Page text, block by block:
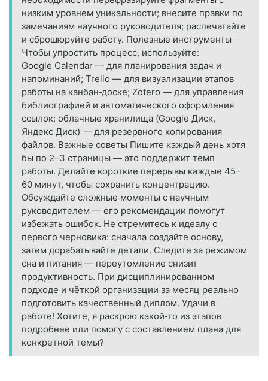
низким уровнем уникальности; внесите правки по
замечаниям научного руководителя; распечатайте
и сброшюруйте работу. Полезные инструменты
Чтобы упростить процесс, используйте:
Google Calendar — для планирования задач и
напоминаний; Trello — для визуализации этапов
работы на канбан‑доске; Zotero — для управления
библиографией и автоматического оформления
ссылок; облачные хранилища (Google Диск,
Яндекс Диск) — для резервного копирования
файлов. Важные советы Пишите каждый день хотя
бы по 2–3 страницы — это поддержит темп
работы. Делайте короткие перерывы каждые 45–
60 минут, чтобы сохранить концентрацию.
Обсуждайте сложные моменты с научным
руководителем — его рекомендации помогут
избежать ошибок. Не стремитесь к идеалу с
первого черновика: сначала создайте основу,
затем дорабатывайте детали. Следите за режимом
сна и питания — переутомление снизит
продуктивность. При дисциплинированном
подходе и чёткой организации за месяц реально
подготовить качественный диплом. Удачи в
работе! Хотите, я раскрою какой‑то из этапов
подробнее или помогу с составлением плана для
конкретной темы?